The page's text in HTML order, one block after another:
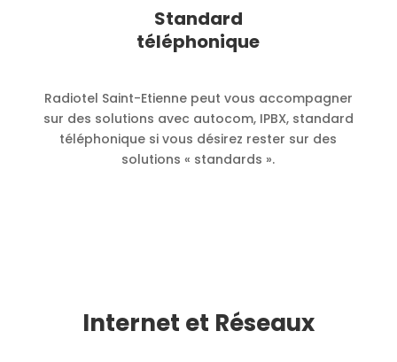
Standard
téléphonique
Radiotel Saint-Etienne peut vous accompagner
sur des solutions avec autocom, IPBX, standard
téléphonique si vous désirez rester sur des
solutions « standards ».
Internet et Réseaux